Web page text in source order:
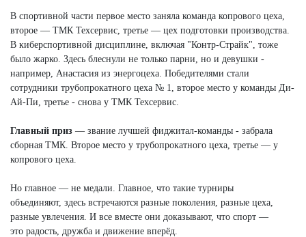
В спортивной части первое место заняла команда копрового цеха,
второе — ТМК Техсервис, третье — цех подготовки производства.
В киберспортивной дисциплине, включая "Контр-Страйк", тоже
было жарко. Здесь блеснули не только парни, но и девушки -
например, Анастасия из энергоцеха. Победителями стали
сотрудники трубопрокатного цеха № 1, второе место у команды Ди-
Ай-Пи, третье - снова у ТМК Техсервис.
Главный приз — звание лучшей фиджитал-команды - забрала
сборная ТМК. Второе место у трубопрокатного цеха, третье — у
копрового цеха.
Но главное — не медали. Главное, что такие турниры
объединяют, здесь встречаются разные поколения, разные цеха,
разные увлечения. И все вместе они доказывают, что спорт —
это радость, дружба и движение вперёд.